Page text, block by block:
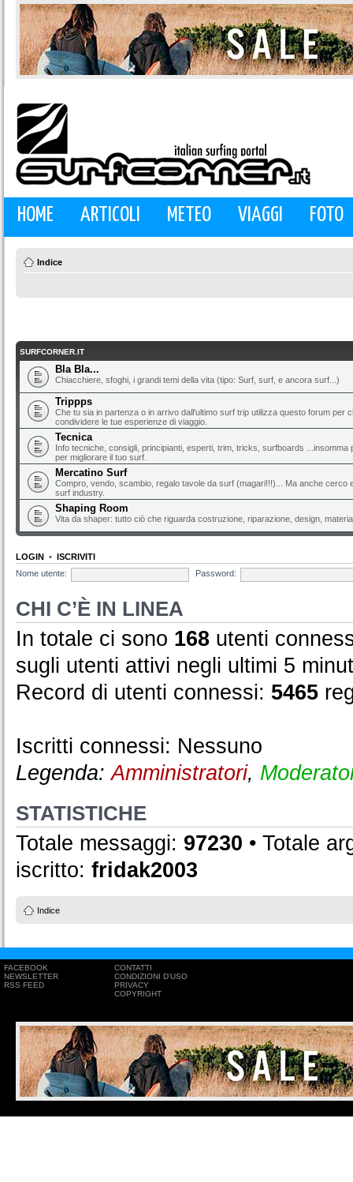
HOME ARTICOLI METEO VIAGGI FOTO
Indice
SURFCORNER.IT
Bla Bla...
Chiacchiere, sfoghi, i grandi temi della vita (tipo: Surf, surf, e ancora surf...)
Trippps
Che tu sia in partenza o in arrivo dall'ultimo surf trip utilizza questo forum per
condividere le tue esperienze di viaggio.
Tecnica
Info tecniche, consigli, principianti, esperti, trim, tricks, surfboards ...insomma
per migliorare il tuo surf.
Mercatino Surf
Compro, vendo, scambio, regalo tavole da surf (magari!!!)... Ma anche cerco
surf industry.
Shaping Room
Vita da shaper: tutto ciò che riguarda costruzione, riparazione, design,
LOGIN • ISCRIVITI
Nome utente:
Password:
CHI C’È IN LINEA
In totale ci sono 168 utenti
sugli utenti attivi negli ultimi 5
Record di utenti connessi: 5465
Iscritti connessi: Nessuno
Legenda:Amministratori,
STATISTICHE
Totale messaggi: 97230 • Totale
iscritto: fridak2003
Indice
FACEBOOK
NEWSLETTER
RSS FEED
CONTATTI
CONDIZIONI D'USO
PRIVACY
COPYRIGHT